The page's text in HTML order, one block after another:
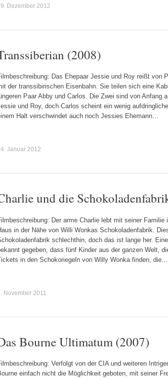
Dezember 2012
(2008)
Das Ehepaar Jessie und Roy reißt von
der transsibirischen Eisenbahn. Sie teilen sich eine
Paar Abby und Carlos. Die Zwei sind von Anfang
und Roy, doch Carlos scheint ein wenig
Halt verschwindet auch noch Jessies Ehemann…
Januar 2012
und die
Der arme Charlie lebt mit seiner Familie
in der Nähe von Willi Wonkas Schokoladenfabrik.
schlechthin, doch das ist lange her.
gegeben, dass fünf Kinder aus der ganzen Welt,
in den Schokoriegeln von Willy Wonka finden, die…
November 2011
Bourne Ultimatum (2007)
Verfolgt von der CIA und weiteren
einfach nicht die Möglichkeit geboten, mit seiner